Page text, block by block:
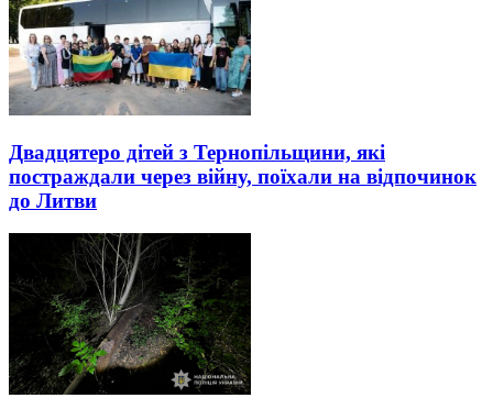
Двадцятеро дітей з Тернопільщини, які
постраждали через війну, поїхали на відпочинок
до Литви